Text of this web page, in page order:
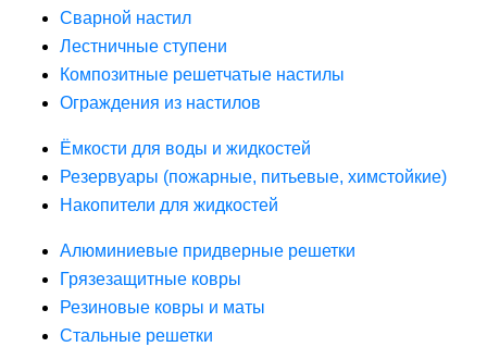
Сварной настил
Лестничные ступени
Композитные решетчатые настилы
Ограждения из настилов
Ёмкости для воды и жидкостей
Резервуары (пожарные, питьевые, химстойкие)
Накопители для жидкостей
Алюминиевые придверные решетки
Грязезащитные ковры
Резиновые ковры и маты
Стальные решетки